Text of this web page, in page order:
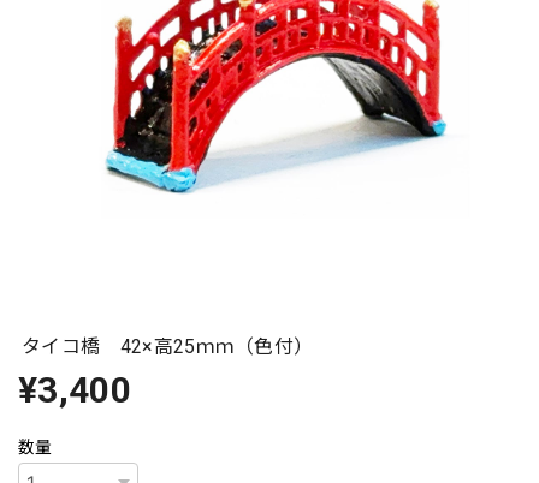
タイコ橋 42×高25ｍｍ（色付）
¥3,400
数量